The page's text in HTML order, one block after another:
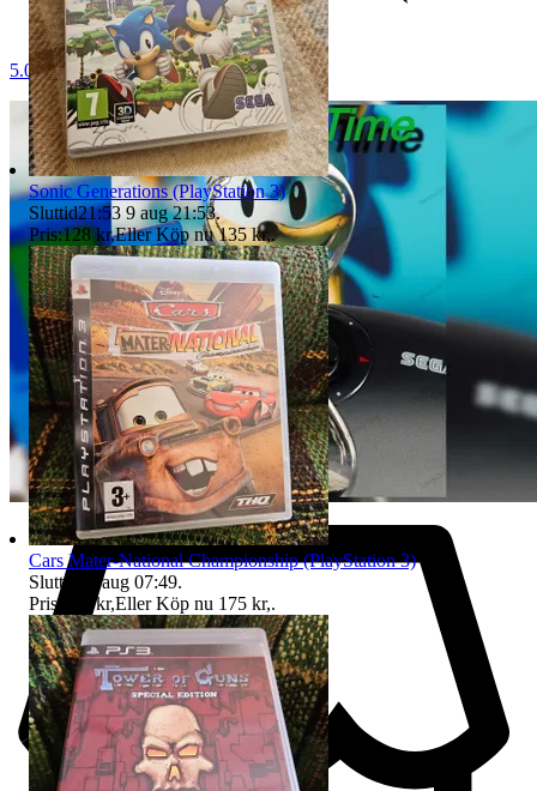
5.0
Sonic Generations (PlayStation 3)
Sluttid21:53 9 aug 21:53.
Pris:128 kr,Eller Köp nu 135 kr,.
Cars Mater-National Championship (PlayStation 3)
Sluttid
14 aug 07:49.
Pris:
148 kr,Eller Köp nu 175 kr,.